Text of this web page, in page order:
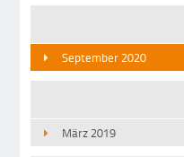
September 2020
März 2019